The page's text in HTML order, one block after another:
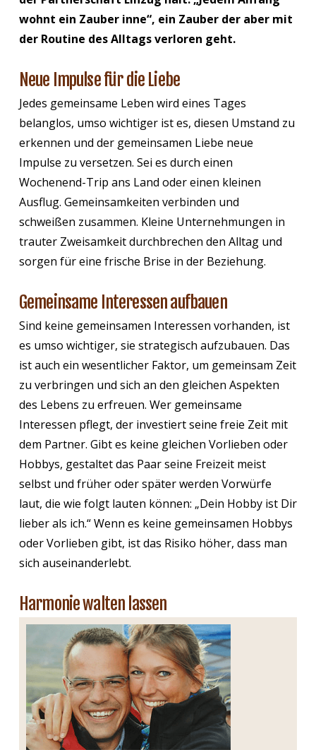
wohnt ein Zauber inne“, ein Zauber der aber mit
der Routine des Alltags verloren geht.
Neue Impulse für die Liebe
Jedes gemeinsame Leben wird eines Tages
belanglos, umso wichtiger ist es, diesen Umstand zu
erkennen und der gemeinsamen Liebe neue
Impulse zu versetzen. Sei es durch einen
Wochenend-Trip ans Land oder einen kleinen
Ausflug. Gemeinsamkeiten verbinden und
schweißen zusammen. Kleine Unternehmungen in
trauter Zweisamkeit durchbrechen den Alltag und
sorgen für eine frische Brise in der Beziehung.
Gemeinsame Interessen aufbauen
Sind keine gemeinsamen Interessen vorhanden, ist
es umso wichtiger, sie strategisch aufzubauen. Das
ist auch ein wesentlicher Faktor, um gemeinsam Zeit
zu verbringen und sich an den gleichen Aspekten
des Lebens zu erfreuen. Wer gemeinsame
Interessen pflegt, der investiert seine freie Zeit mit
dem Partner. Gibt es keine gleichen Vorlieben oder
Hobbys, gestaltet das Paar seine Freizeit meist
selbst und früher oder später werden Vorwürfe
laut, die wie folgt lauten können: „Dein Hobby ist Dir
lieber als ich.“ Wenn es keine gemeinsamen Hobbys
oder Vorlieben gibt, ist das Risiko höher, dass man
sich auseinanderlebt.
Harmonie walten lassen